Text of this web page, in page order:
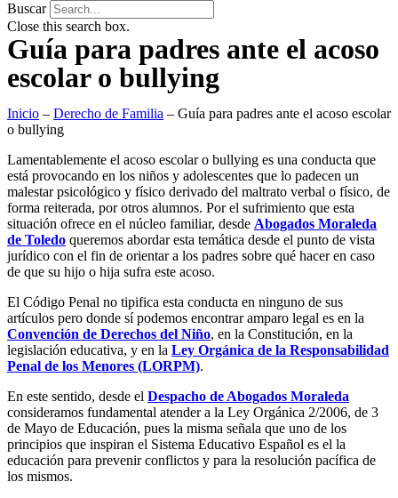
Buscar
Close this search box.
Guía para padres ante el acoso
escolar o bullying
Inicio – Derecho de Familia – Guía para padres ante el acoso escolar
o bullying
Lamentablemente el acoso escolar o bullying es una conducta que
está provocando en los niños y adolescentes que lo padecen un
malestar psicológico y físico derivado del maltrato verbal o físico, de
forma reiterada, por otros alumnos. Por el sufrimiento que esta
situación ofrece en el núcleo familiar, desde Abogados Moraleda
de Toledo queremos abordar esta temática desde el punto de vista
jurídico con el fin de orientar a los padres sobre qué hacer en caso
de que su hijo o hija sufra este acoso.
El Código Penal no tipifica esta conducta en ninguno de sus
artículos pero donde sí podemos encontrar amparo legal es en la
Convención de Derechos del Niño, en la Constitución, en la
legislación educativa, y en la Ley Orgánica de la Responsabilidad
Penal de los Menores (LORPM).
En este sentido, desde el Despacho de Abogados Moraleda
consideramos fundamental atender a la Ley Orgánica 2/2006, de 3
de Mayo de Educación, pues la misma señala que uno de los
principios que inspiran el Sistema Educativo Español es el la
educación para prevenir conflictos y para la resolución pacífica de
los mismos.